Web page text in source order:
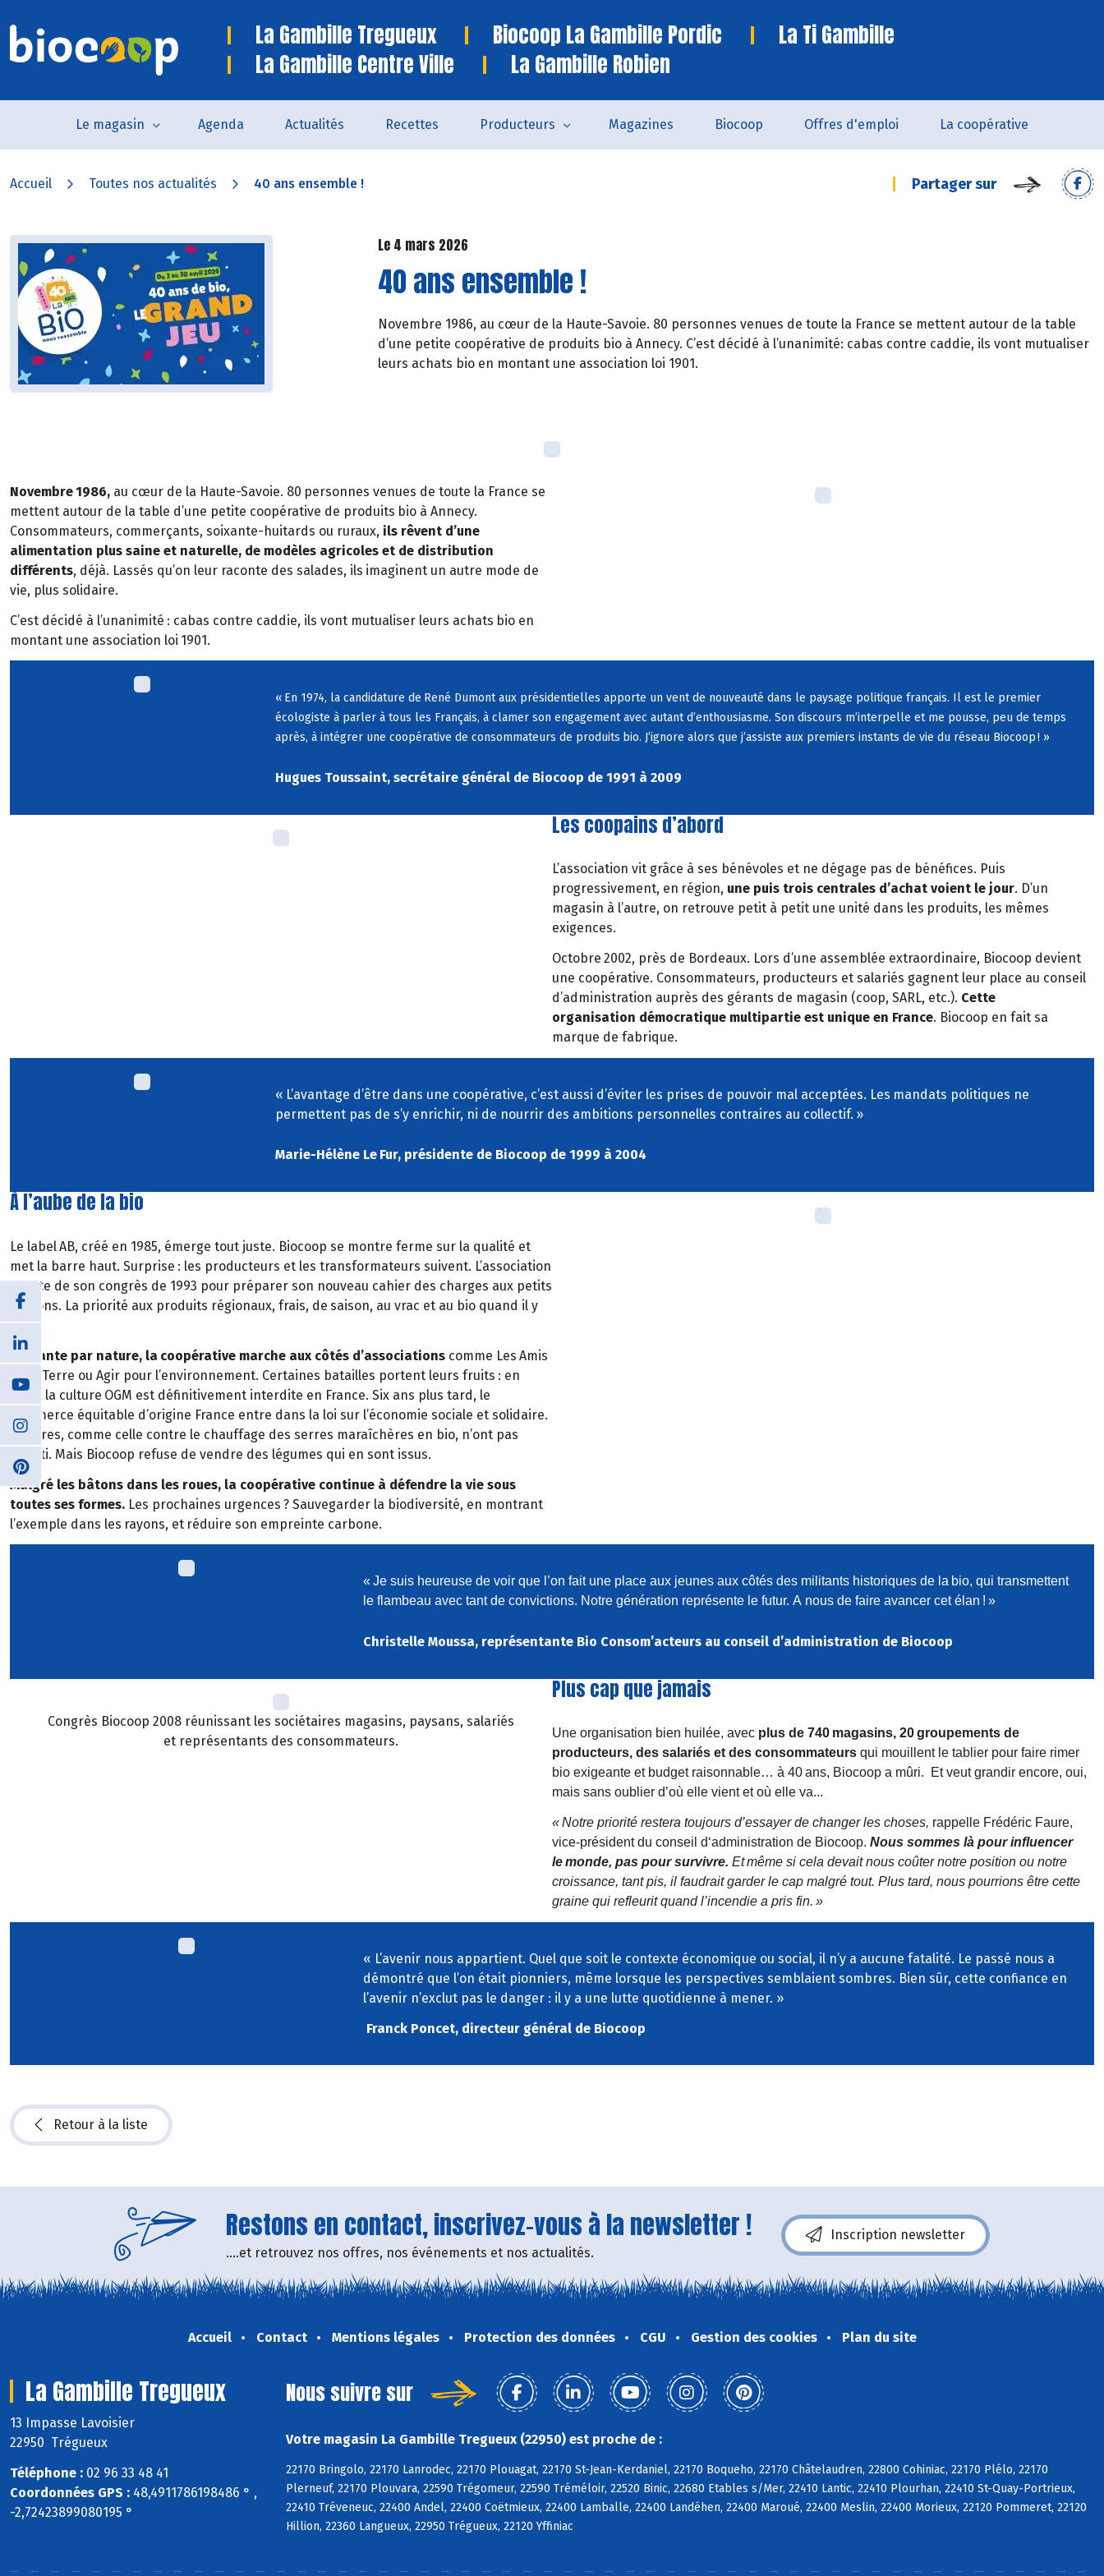
La Gambille Tregueux Biocoop La Gambille Pordic
La Ti Gambille
La Gambille Centre Ville
La Gambille Robien
Le magasin Agenda Actualités Recettes Producteurs Magazines Biocoop Offres d'emploi La coopérative
Accueil Toutes nos actualités 40 ans ensemble ! Partager sur
Le 4 mars 2026
40 ans ensemble !
Novembre 1986, au cœur de la Haute-Savoie. 80 personnes venues de toute la France se mettent autour de la table
d’une petite coopérative de produits bio à Annecy. C’est décidé à l’unanimité: cabas contre caddie, ils vont mutualiser
leurs achats bio en montant une association loi 1901.
Novembre1986, au cœur de la Haute-Savoie. 80 personnes venues de toute la France se
mettent autour de la table d’une petite coopérative de produits bio à Annecy.
Consommateurs, commerçants, soixante-huitards ou ruraux, ils rêvent d’une
alimentation plus saine et naturelle, de modèles agricoles et de distribution
différents, déjà. Lassés qu’on leur raconte des salades, ils imaginent un autre mode de
vie, plus solidaire.
C’est décidé à l’unanimité : cabas contre caddie, ils vont mutualiser leurs achats bio en
montant une association loi 1901.
« En 1974, la candidature de René Dumont aux présidentielles apporte un vent de nouveauté dans le paysage politique français. Il est le premier
écologiste àparler àtous les Français, àclamer son engagement avec autant d’enthousiasme. Son discours m’interpelle et me pousse, peu de temps
après, àintégrer une coopérative de consommateurs de produits bio. J’ignore alors que j’assiste aux premiers instants de vie du réseau Biocoop! »
Hugues Toussaint, secrétaire général de Biocoop de 1991 à 2009
Les coopains d’abord
L’association vit grâce à ses bénévoles et ne dégage pas de bénéfices. Puis
progressivement, en région, une puis trois centrales d ’achat voient le jour. D’un
magasin à l’autre, on retrouve petit à petit une unité dans les produits, les mêmes
exigences.
Octobre 2002, près de Bordeaux. Lors d ’une assemblée extraordinaire, Biocoop devient
une coopérative. Consommateurs, producteurs et salariés gagnent leur place au conseil
d ’administration auprès des gérants de magasin (coop, SARL, etc.). Cette
organisation démocratique multipartie est unique en France. Biocoop en fait sa
marque de fabrique.
« L’avantage d’être dans une coopérative, c’est aussi d’éviter les prises de pouvoir mal acceptées. Les mandats politiques ne
permettent pas de s’y enrichir, ni de nourrir des ambitions personnelles contraires au collectif. »
Marie-Hélène Le Fur, présidente de Biocoop de 1999 à 2004
À l’aube de la bio
Le labelAB, créé en 1985, émerge tout juste. Biocoop se montre ferme sur la qualité et
met la barre haut. Surprise : les producteurs et les transformateurs suivent. L’association
profite de son congrès de 1993 pour préparer son nouveau cahier des charges aux petits
oignons. La priorité aux produits régionaux, frais, de saison, au vrac et au bio quand il y
en a!
Militante par nature, la coopérative marche aux côtés d’associations comme Les Amis
de la
Terre ou Agir pour l’environnement. Certaines batailles portent leurs fruits : en
2008, la culture OGM est définitivement interdite en France. Six ans plus tard, le
commerce équitable d’origine France entre dans la loi sur l’économie sociale et solidaire.
D’autres, comme celle contre le chauffage des serres maraîchères en bio, n’ont pas
abouti. Mais Biocoop refuse de vendre des légumes qui en sont issus.
Malgré les bâtons dans les roues, la coopérative continue à défendre la vie sous
toutes ses formes. Les prochaines urgences ? Sauvegarder la biodiversité, en montrant
l’exemple dans les rayons, et réduire son empreinte carbone.
« Je suis heureuse de voir que l ’on fait une place aux jeunes aux côtés des militants historiques de la bio, qui transmettent
le flambeau avec tant de convictions. Notre génération représente le futur. A nous de faire avancer cetélan ! »
Christelle Moussa, représentante Bio Consom’acteurs au conseil d’administration de Biocoop
Congrès Biocoop 2008 réunissant les sociétaires magasins, paysans, salariés
et représentants des consommateurs.
Plus cap que jamais
Une organisation bien huilée, avec plus de 740 magasins, 20groupements de
producteurs, des salariés et des consommateurs qui mouillent le tablier pour faire rimer
bio exigeante et budget raisonnable… à 40ans, Biocoop a mûri.
Et veut grandir encore, oui,
mais sans oublier d’où elle vient et où elle va...
«Notre priorité restera toujours d’essayer de changer les choses, rappelle Frédéric Faure,
vice-président du conseil d‘administration de Biocoop. Nous sommes là pour influencer
lemonde, pas pour survivre. Etmême si cela devait nous coûter notre position ou notre
croissance, tant pis, il faudrait garder le cap malgré tout. Plus tard, nous pourrions être cette
graine qui refleurit quand l’incendie a pris fin. »
« L’avenir nous appartient. Quel que soit le contexte économique ou social, il n’y a aucune fatalité. Le passé nous a
démontré que l’on était pionniers, même lorsque les perspectives semblaient sombres. Bien sûr, cette confiance en
l’avenir n’exclut pas le danger : il y a une lutte quotidienne à mener. »
Franck Poncet, directeur général de Biocoop
Retour à la liste
Restons en contact, inscrivez-vous à la newsletter !
....et retrouvez nos offres, nos événements et nos actualités.
Inscription newsletter
Accueil Contact Mentions légales Protection des données CGU Gestion des cookies Plan du site
La Gambille Tregueux
13 Impasse Lavoisier
22950 Trégueux
Téléphone : 02 96 33 48 41
Coordonnées GPS : 48,4911786198486 ° ,
-2,72423899080195 °
Nous suivre sur
Votre magasin La Gambille Tregueux (22950) est proche de :
22170 Bringolo, 22170 Lanrodec, 22170 Plouagat, 22170 St-Jean-Kerdaniel, 22170 Boqueho, 22170 Châtelaudren, 22800 Cohiniac, 22170 Plélo, 22170
Plerneuf, 22170 Plouvara, 22590 Trégomeur, 22590 Tréméloir, 22520 Binic, 22680 Etables s/Mer, 22410 Lantic, 22410 Plourhan, 22410 St-Quay-Portrieux,
22410 Tréveneuc, 22400 Andel, 22400 Coëtmieux, 22400 Lamballe, 22400 Landéhen, 22400 Maroué, 22400 Meslin, 22400 Morieux, 22120 Pommeret, 22120
Hillion, 22360 Langueux, 22950 Trégueux, 22120 Yffiniac